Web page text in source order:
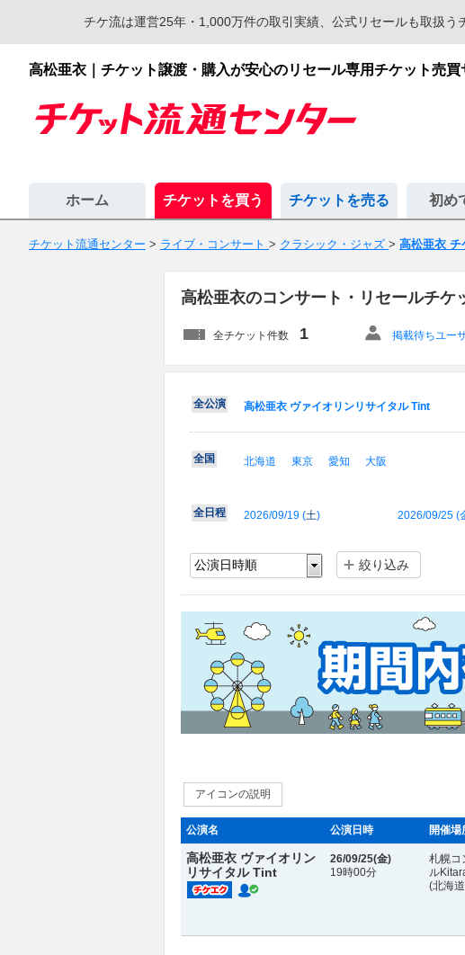
チケ流は運営25年・1,000万件の取引実績、公式リセールも取扱
高松亜衣｜チケット譲渡・購入が安心のリセール専用チケット売買
ホーム チケットを買う チケットを売る 初め
チケット流通センター > ライブ・コンサート > クラシック・ジャズ > 高松亜衣 チ
高松亜衣のコンサート・リセールチケ
全チケット件数 1 掲載待ちユー
全公演 高松亜衣 ヴァイオリンリサイタル Tint
全国 北海道 東京 愛知 大阪
全日程 2026/09/19 (土) 2026/09/25 (
絞り込み
アイコンの説明
公演名 公演日時 開催場
高松亜衣 ヴァイオリン
リサイタル Tint
26/09/25(金)
19時00分
札幌コ
ル
(北海